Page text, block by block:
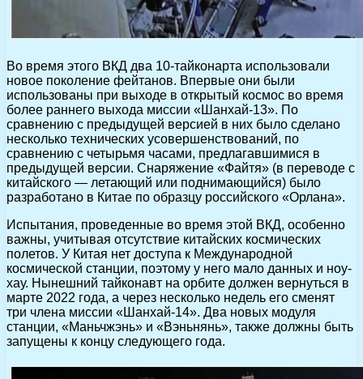
Во время этого ВКД два 10-тайконарта использовали
новое поколение фейтанов. Впервые они были
использованы при выходе в открытый космос во время
более раннего выхода миссии «Шанхай-13». По
сравнению с предыдущей версией в них было сделано
несколько технических усовершенствований, по
сравнению с четырьмя часами, предлагавшимися в
предыдущей версии. Снаряжение «Файтя» (в переводе с
китайского — летающий или поднимающийся) было
разработано в Китае по образцу российского «Орлана».
Испытания, проведенные во время этой ВКД, особенно
важны, учитывая отсутствие китайских космических
полетов. У Китая нет доступа к Международной
космической станции, поэтому у него мало данных и ноу-
хау. Нынешний тайконавт на орбите должен вернуться в
марте 2022 года, а через несколько недель его сменят
три члена миссии «Шанхай-14». Два новых модуля
станции, «Маньчжэнь» и «Вэньнянь», также должны быть
запущены к концу следующего года.